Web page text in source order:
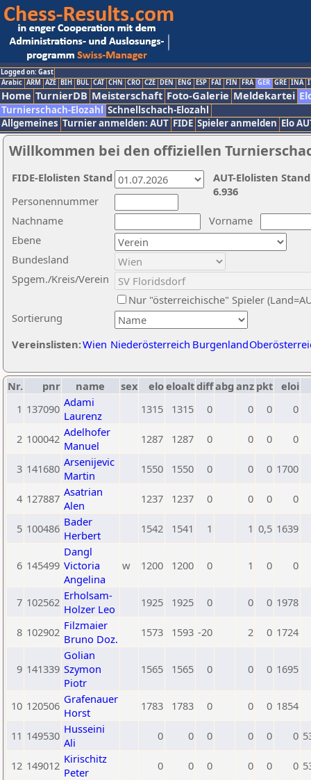
Logged on: Gast
Arabic ARM AZE BIH BUL CAT CHN CRO CZE DEN ENG ESP FAI FIN FRA GER GRE INA
Home TurnierDB Meisterschaft Foto-Galerie Meldekartei
Turnierschach-Elozahl Schnellschach-Elozahl
Allgemeines Turnier anmelden: AUT FIDE Spieler anmelden Elo
Willkommen bei den offiziellen
Nachname
Vorname
Ebene
Sortierung
Personennummer
Bundesland
Spgem./Kreis/Verein
Nur "österreichische" Spieler
Vereinslisten:Wien Niederösterreich Burgenland
AUT-Elolisten
6.936
FIDE-Elolisten Stand
Nr. pnr name sex eloeloaltdiffabg anz pkt eloi
1 137090 Adami
Laurenz
1315 1315 0 0 0 0
2 100042 Adelhofer
Manuel
1287 1287 0 0 0 0
3 141680 Arsenijevic
Martin
1550 1550 0 0 0 1700
4 127887 Asatrian
Alen
1237 1237 0 0 0 0
5 100486 Bader
Herbert
1542 1541 1 1 0,5 1639
6 145499
Dangl
Victoria
Angelina
w 1200 1200 0 1 0 0
7 102562 Erholsam-
Holzer Leo
1925 1925 0 0 0 1978
8 102902 Filzmaier
Bruno Doz.
1573 1593 -20 2 0 1724
9 141339
Golian
Szymon
Piotr
1565 1565 0 0 0 1695
10 120506 Grafenauer
Horst
1783 1783 0 0 0 1854
11 149530 Husseini
Ali
0 0 0 0 0 0
12 149012 Kirischitz
Peter
0 0 0 0 0 0